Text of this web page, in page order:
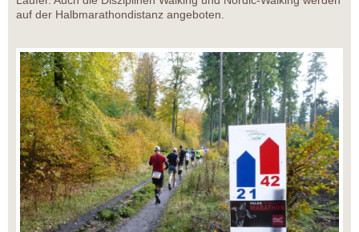
auf der Halbmarathondistanz angeboten.